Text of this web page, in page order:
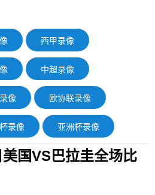
西甲录像
中超录像
像 欧协联录像
录像 亚洲杯录像
国VS巴拉圭全场比